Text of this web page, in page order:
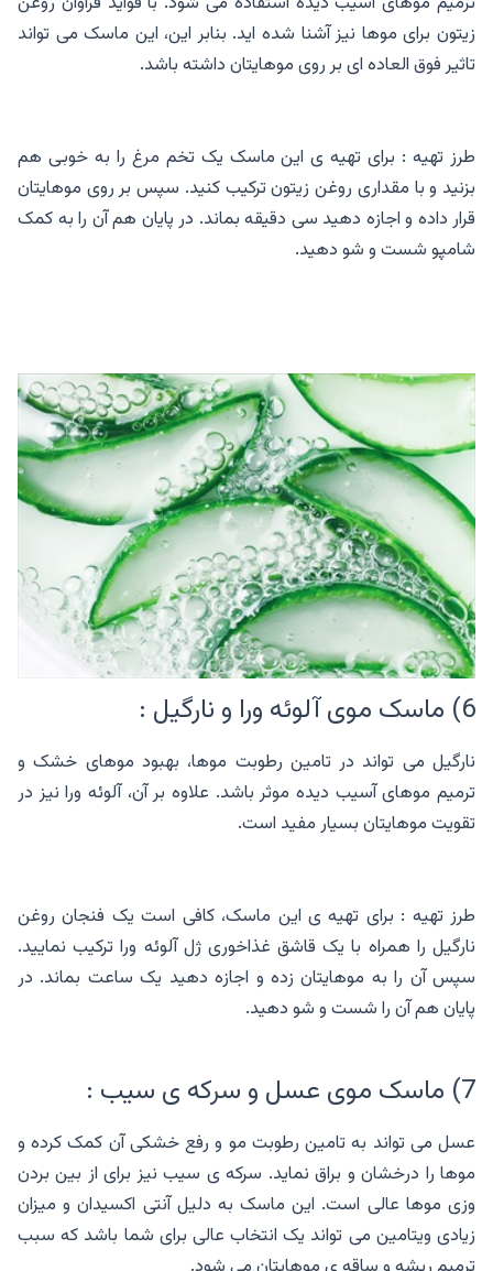
زیتون برای موها نیز آشنا شده اید. بنابر این، این ماسک می تواند
تاثیر فوق العاده ای بر روی موهایتان داشته باشد.
طرز تهیه : برای تهیه ی این ماسک یک تخم مرغ را به خوبی هم
بزنید و با مقداری روغن زیتون ترکیب کنید. سپس بر روی موهایتان
قرار داده و اجازه دهید سی دقیقه بماند. در پایان هم آن را به کمک
شامپو شست و شو دهید.
6) ماسک موی آلوئه ورا و نارگیل :
نارگیل می تواند در تامین رطوبت موها، بهبود موهای خشک و
ترمیم موهای آسیب دیده موثر باشد. علاوه بر آن، آلوئه ورا نیز در
تقویت موهایتان بسیار مفید است.
طرز تهیه : برای تهیه ی این ماسک، کافی است یک فنجان روغن
نارگیل را همراه با یک قاشق غذاخوری ژل آلوئه ورا ترکیب نمایید.
سپس آن را به موهایتان زده و اجازه دهید یک ساعت بماند. در
پایان هم آن را شست و شو دهید.
7) ماسک موی عسل و سرکه ی سیب :
عسل می تواند به تامین رطوبت مو و رفع خشکی آن کمک کرده و
موها را درخشان و براق نماید. سرکه ی سیب نیز برای از بین بردن
وزی موها عالی است. این ماسک به دلیل آنتی اکسیدان و میزان
زیادی ویتامین می تواند یک انتخاب عالی برای شما باشد که سبب